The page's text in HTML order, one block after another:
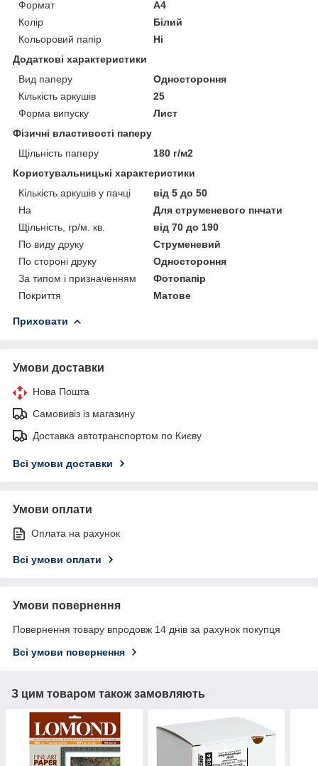
Формат
A4
Колір
Білий
Кольоровий папір
Ні
Додаткові характеристики
Вид паперу
Одностороння
Кількість аркушів
25
Форма випуску
Лист
Фізичні властивості паперу
Щільність паперу
180 г/м2
Користувальницькі характеристики
Кількість аркушів у пачці
від 5 до 50
На
Для струменевого пнчати
Щільність, гр/м. кв.
від 70 до 190
По виду друку
Струменевий
По стороні друку
Одностороння
За типом і призначенням
Фотопапір
Покриття
Матове
Приховати
Умови доставки
Нова Пошта
Самовивіз із магазину
Доставка автотранспортом по Києву
Всі умови доставки
Умови оплати
Оплата на рахунок
Всі умови оплати
Умови повернення
Повернення товару впродовж 14 днів за рахунок покупця
Всі умови повернення
З цим товаром також замовляють